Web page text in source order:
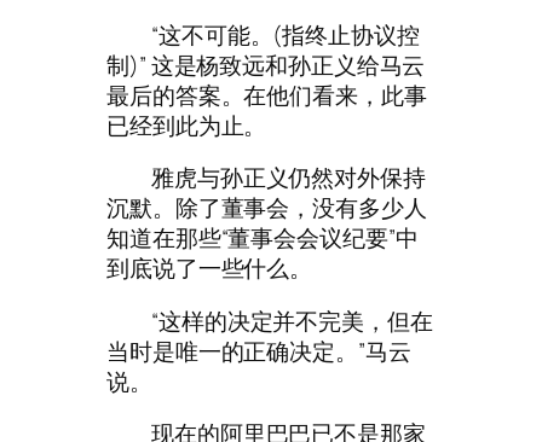
“这不可能。(指终止协议控
制)” 这是杨致远和孙正义给马云
最后的答案。在他们看来，此事
已经到此为止。
雅虎与孙正义仍然对外保持
沉默。除了董事会，没有多少人
知道在那些“董事会会议纪要”中
到底说了一些什么。
“这样的决定并不完美，但在
当时是唯一的正确决定。”马云
说。
现在的阿里巴巴已不是那家